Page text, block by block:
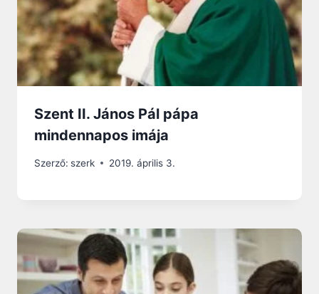
Szent II. János Pál pápa
mindennapos imája
Szerző: szerk 2019. április 3.